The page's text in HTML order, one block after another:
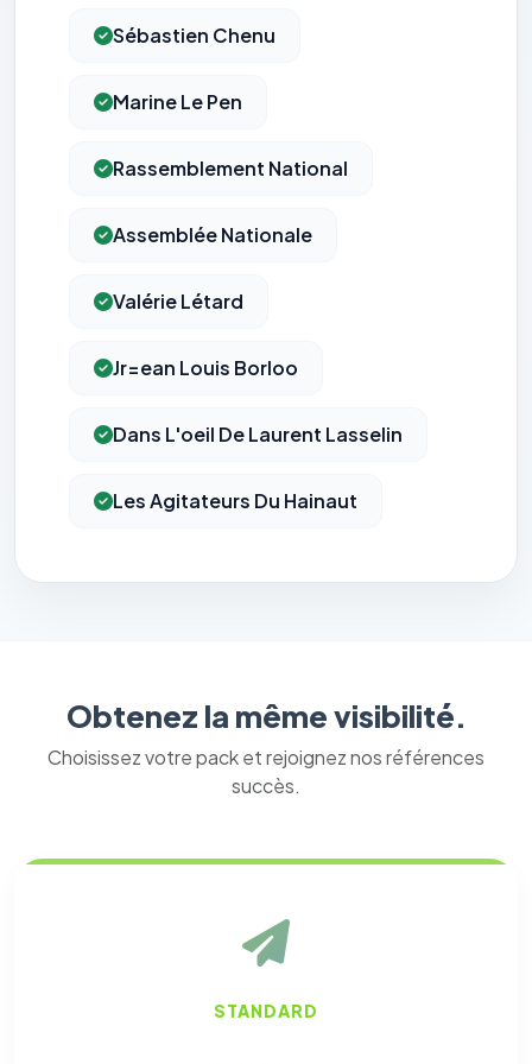
Sébastien Chenu
Marine Le Pen
Rassemblement National
Assemblée Nationale
Valérie Létard
Jr=ean Louis Borloo
Dans L'oeil De Laurent Lasselin
Les Agitateurs Du Hainaut
Obtenez la même visibilité.
Choisissez votre pack et rejoignez nos références
succès.
STANDARD